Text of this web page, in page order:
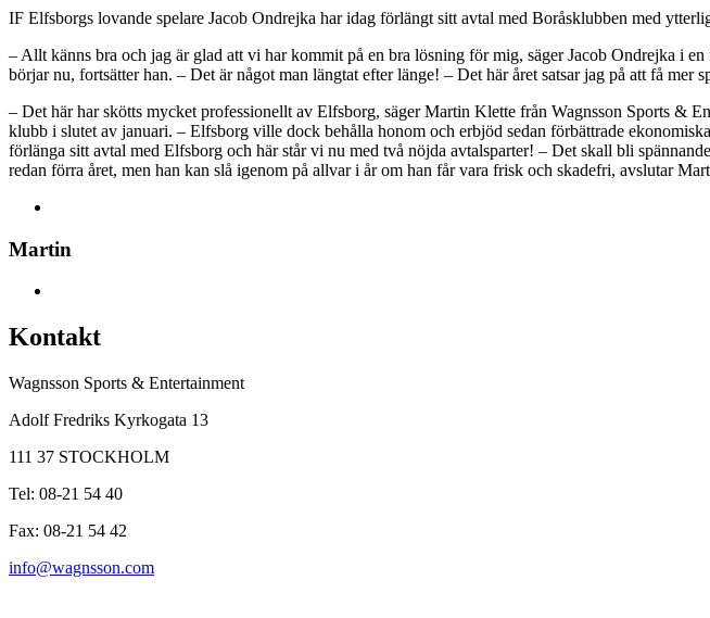
IF Elfsborgs lovande spelare Jacob Ondrejka har idag förlängt sitt avtal med Boråsklubben med
– Allt känns bra och jag är glad att vi har kommit på en bra lösning för mig, säger Jacob Ondrejka i
börjar nu, fortsätter han. – Det är något man längtat efter länge! – Det här året satsar jag på att få
– Det här har skötts mycket professionellt av Elfsborg, säger Martin Klette från Wagnsson Sports &
klubb i slutet av januari. – Elfsborg ville dock behålla honom och erbjöd sedan förbättrade
förlänga sitt avtal med Elfsborg och här står vi nu med två nöjda avtalsparter! – Det skall bli
redan förra året, men han kan slå igenom på allvar i år om han får vara frisk och skadefri, avslutar
Martin
Kontakt
Wagnsson Sports & Entertainment
Adolf Fredriks Kyrkogata 13
111 37 STOCKHOLM
Tel: 08-21 54 40
Fax: 08-21 54 42
info@wagnsson.com